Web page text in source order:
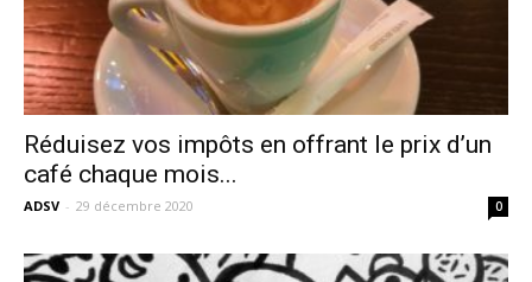
Réduisez vos impôts en offrant le prix d’un
café chaque mois...
ADSV - 29 décembre 2020 0